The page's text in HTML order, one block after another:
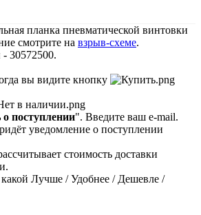
планка пневматической винтовки
смотрите на взрыв-схеме.
30572500.
вы видите кнопку
поступлении". Введите ваш e-mail.
уведомление о поступлении
стоимость доставки
Лучше / Удобнее / Дешевле /